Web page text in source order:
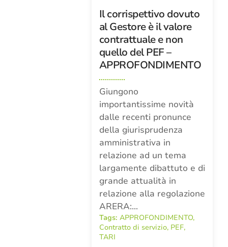
Il corrispettivo dovuto
al Gestore è il valore
contrattuale e non
quello del PEF –
APPROFONDIMENTO
Giungono
importantissime novità
dalle recenti pronunce
della giurisprudenza
amministrativa in
relazione ad un tema
largamente dibattuto e di
grande attualità in
relazione alla regolazione
ARERA:…
Tags: APPROFONDIMENTO,
Contratto di servizio, PEF,
TARI